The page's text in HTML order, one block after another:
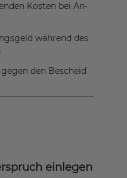
Kosten bei An-
während des
den Bescheid
einlegen